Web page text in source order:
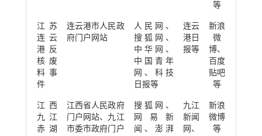
等
江苏
连云
港反
核废
料事
件
连云港市人民政
府门户网站
人民网、
搜狐网、
中华网、
中国青年
网、科技
日报等
连云
港日
报等
新浪
微
博、
百度
贴吧
等
江西
九江
赤湖
江西省人民政府
门户网站、九江
市委市政府门户
搜狐网、
网易新
闻、澎湃
九江
新闻
网、
新浪
微博
等